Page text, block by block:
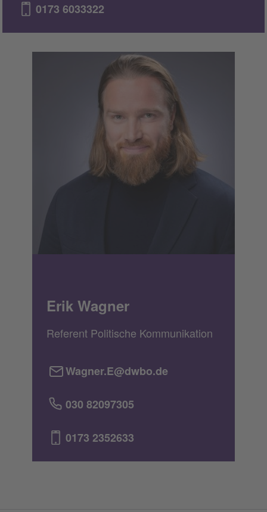
0173 6033322
Erik Wagner
Referent Politische Kommunikation
Wagner.E@dwbo.de
030 82097305
0173 2352633